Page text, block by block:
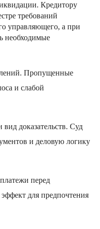
Кредитору
требований
управляющего, а при
необходимые
Пропущенные
и слабой
вид доказательств. Суд
и деловую логику
перед
для предпочтения